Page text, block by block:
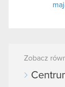
Zobacz